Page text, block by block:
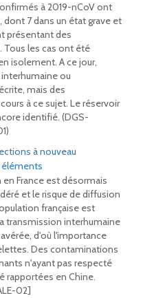
à 2019-nCoV ont
dont 7 dans un état grave et
présentant des
les cas ont été
isolement. A ce jour,
ou
mais des
à ce sujet. Le réservoir
identifié. (DGS-
à nouveau
éléments
France est désormais
et le risque de diffusion
française est
transmission interhumaine
d'où l'importance
Des contaminations
n'ayant pas respecté
rapportées en Chine.
02]